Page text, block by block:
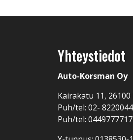
Yhteystiedot
Auto-Korsman Oy
Kairakatu 11, 26100
Puh/tel: 02- 8220044
Puh/tel: 0449777717